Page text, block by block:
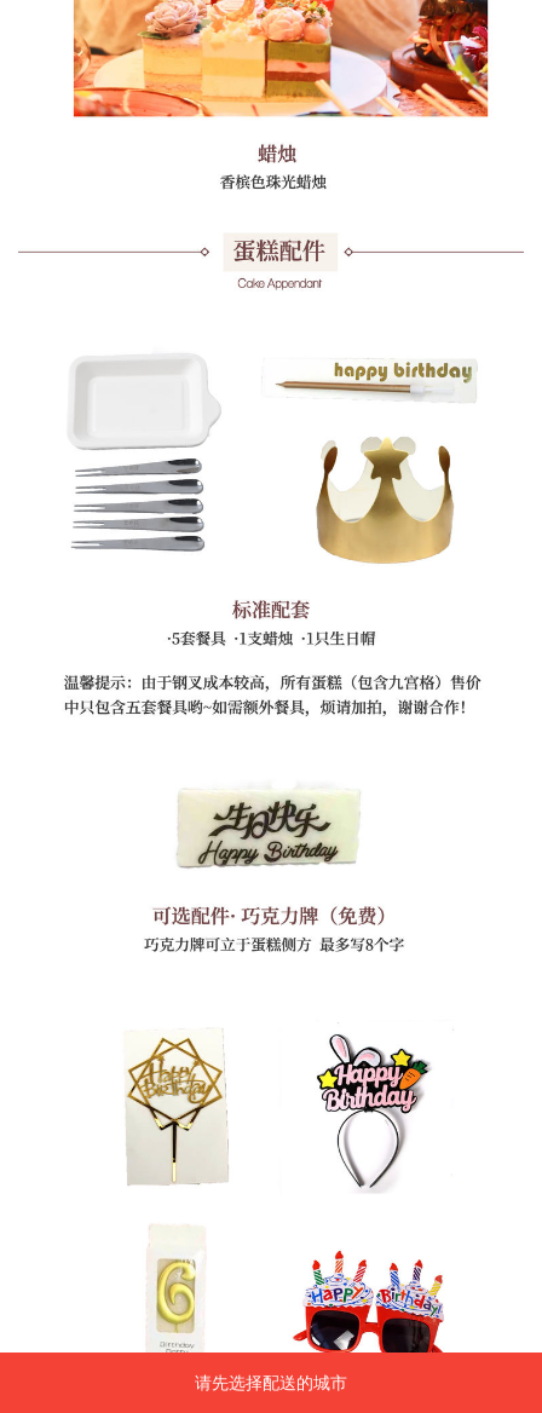
请先选择配送的城市